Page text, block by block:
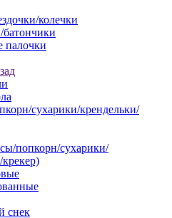
колечки
палочки
сухарики/крендельки/
попкорн/сухарики/
снек